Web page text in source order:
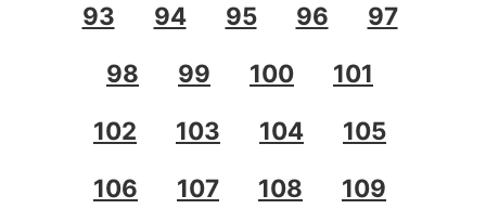
93
94 95 96
97
98
99 100
101
102
103 104
105
106
107 108
109